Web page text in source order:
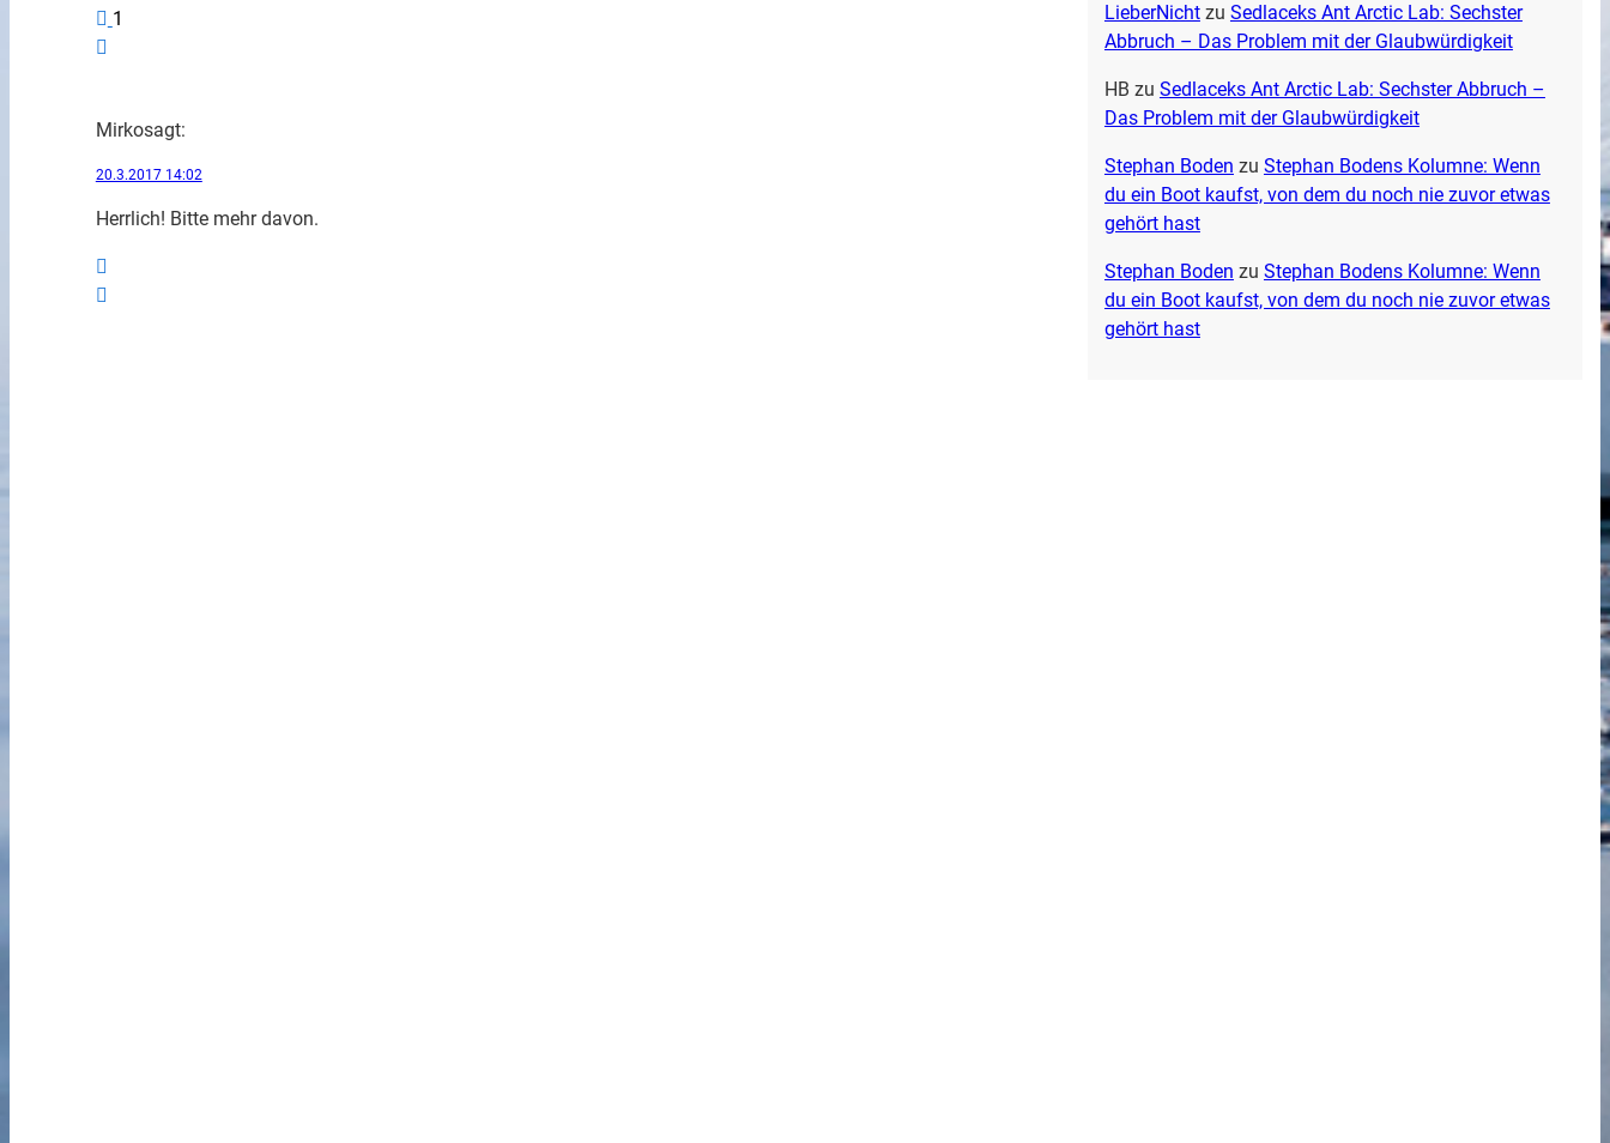
1
Mirkosagt:
20.3.2017 14:02
Herrlich! Bitte mehr davon.
LieberNichtzu Sedlaceks Ant Arctic Lab: Sechster
Abbruch – Das Problem mit der Glaubwürdigkeit
HB zu Sedlaceks Ant Arctic Lab: Sechster Abbruch –
Das Problem mit der Glaubwürdigkeit
Stephan Boden zu Stephan Bodens Kolumne: Wenn
du ein Boot kaufst, von dem du noch nie zuvor etwas
gehört hast
Stephan Boden zu Stephan Bodens Kolumne: Wenn
du ein Boot kaufst, von dem du noch nie zuvor etwas
gehört hast